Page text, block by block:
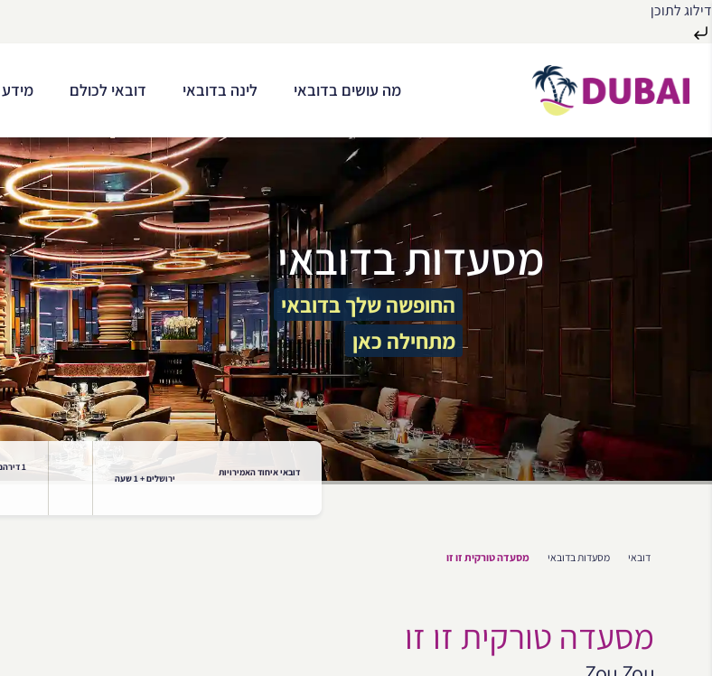
דילוג לתוכן
מה עושים בדובאי לינה בדובאי דובאי לכולם
מסעדות בדובאי
החופשה שלך בדובאי
מתחילה כאן
דובאי איחוד האמירויות ירושלים + 1 שעה
1 דירהם אמירתי
דובאי מסעדות בדובאי מסעדה טורקית זו זו
מסעדה טורקית זו זו